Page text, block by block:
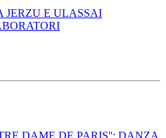
JERZU E ULASSAI